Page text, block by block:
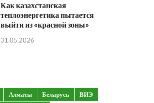
Как казахстанская
теплоэнергетика пытается
выйти из «красной зоны»
31.05.2026
Алматы Беларусь
ВИЭ